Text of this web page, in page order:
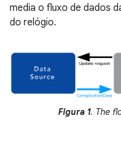
media o fluxo de dados
do relógio.
Figura 1. The